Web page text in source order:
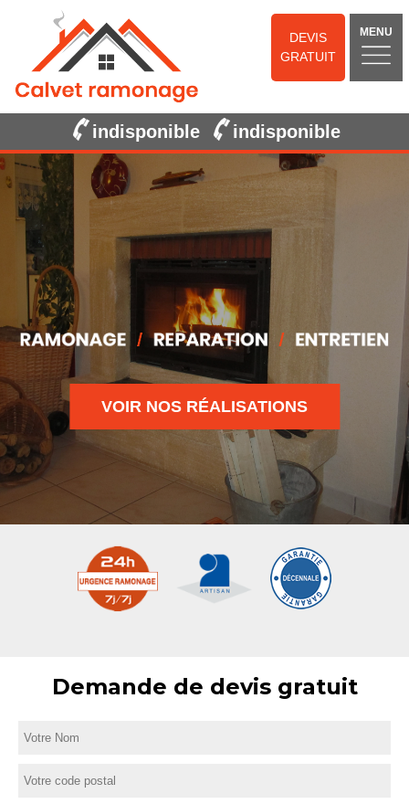
DEVIS
GRATUIT
MENU
indisponible indisponible
VOIR NOS RÉALISATIONS
Demande de devis gratuit